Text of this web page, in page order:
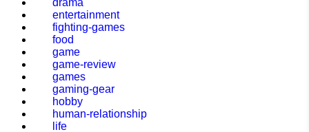
entertainment
fighting-games
food
game
game-review
games
gaming-gear
hobby
human-relationship
life